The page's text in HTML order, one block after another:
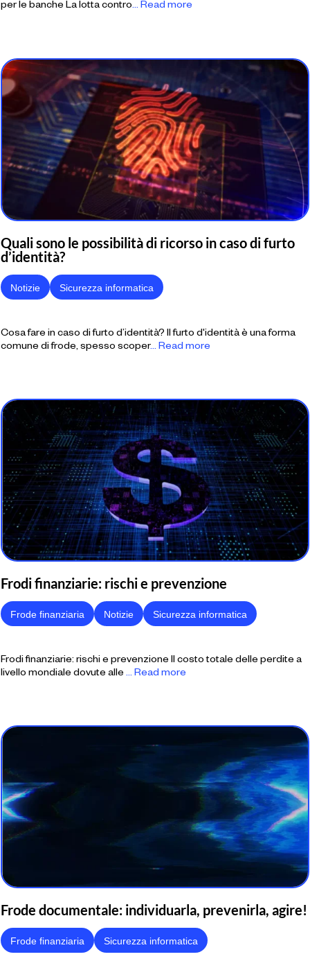
per le banche La lotta contro... Read more
Quali sono le possibilità di ricorso in caso di furto
d’identità?
Notizie Sicurezza informatica
Cosa fare in caso di furto d’identità? Il furto d'identità è una forma
comune di frode, spesso scoper... Read more
Frodi finanziarie: rischi e prevenzione
Frode finanziaria Notizie Sicurezza informatica
Frodi finanziarie: rischi e prevenzione Il costo totale delle perdite a
livello mondiale dovute alle ... Read more
Frode documentale: individuarla, prevenirla, agire!
Frode finanziaria Sicurezza informatica